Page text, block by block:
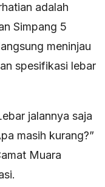
adalah
Simpang 5
meninjau
spesifikasi lebar
jalannya saja
masih kurang?”
Muara